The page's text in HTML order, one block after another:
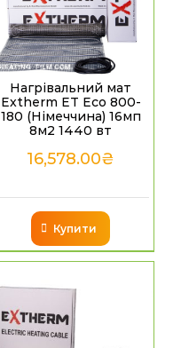
Нагрівальний мат
Extherm ET Eco 800-
180 (Німеччина) 16мп
8м2 1440 вт
16,578.00₴
Купити